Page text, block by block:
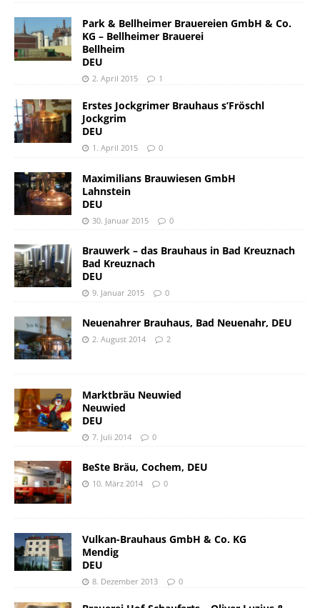
Park & Bellheimer Brauereien GmbH & Co.
KG – Bellheimer Brauerei
Bellheim
DEU
2. April 2015 1
Erstes Jockgrimer Brauhaus s’Fröschl
Jockgrim
DEU
1. April 2015 0
Maximilians Brauwiesen GmbH
Lahnstein
DEU
30. Januar 2015 0
Brauwerk – das Brauhaus in Bad Kreuznach
Bad Kreuznach
DEU
9. Januar 2015 0
Neuenahrer Brauhaus, Bad Neuenahr, DEU
2. August 2014 2
Marktbräu Neuwied
Neuwied
DEU
7. Juli 2014 0
BeSte Bräu, Cochem, DEU
10. März 2014 0
Vulkan-Brauhaus GmbH & Co. KG
Mendig
DEU
8. Dezember 2013 0